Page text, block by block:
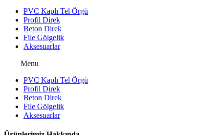
PVC Kaplı Tel Örgü
Profil Direk
Beton Direk
File Gölgelik
Aksesuarlar
Menu
PVC Kaplı Tel Örgü
Profil Direk
Beton Direk
File Gölgelik
Aksesuarlar